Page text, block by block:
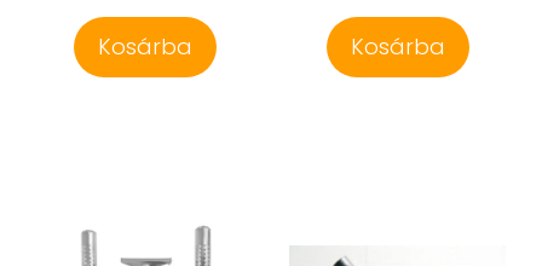
Kosárba Kosárba